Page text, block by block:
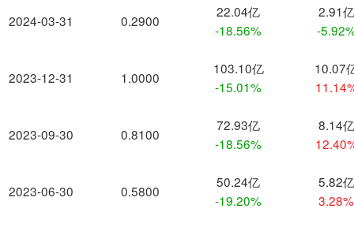
2024-03-31
2023-12-31
2023-09-30
2023-06-30
0.2900
22.04亿
-18.56%
2.91亿
-
1.0000
103.10亿
-15.01%
10.07
0.8100
72.93亿
-18.56%
8.14亿
0.5800
50.24亿
-19.20%
5.82亿
3.28%